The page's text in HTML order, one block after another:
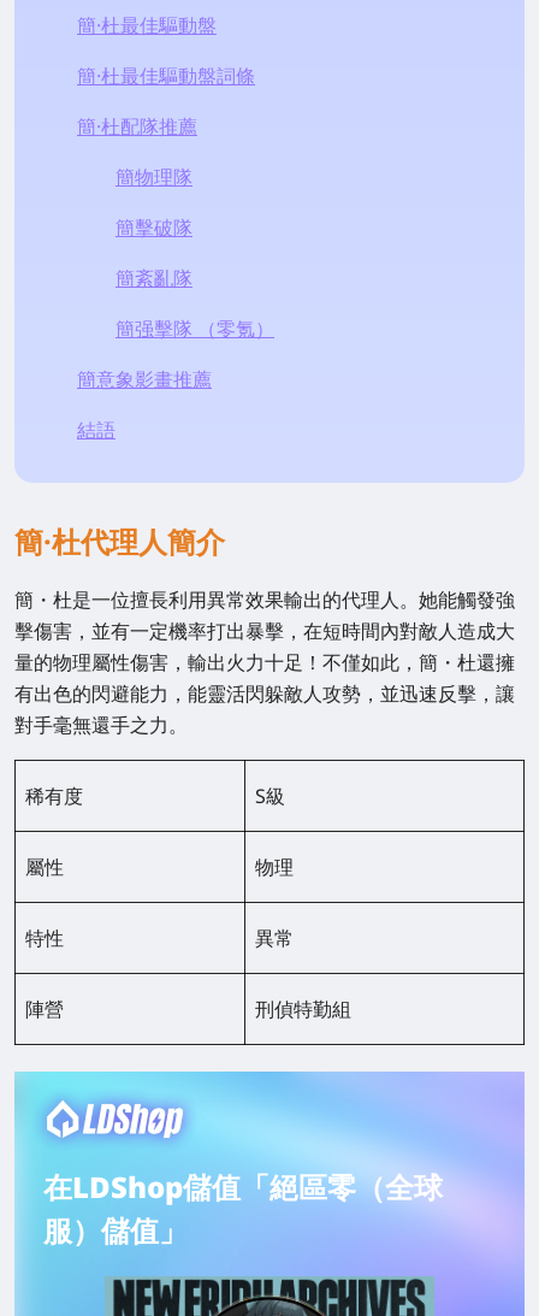
簡·杜最佳驅動盤
簡·杜最佳驅動盤詞條
簡·杜配隊推薦
簡物理隊
簡擊破隊
簡紊亂隊
簡强擊隊 （零氪）
簡意象影畫推薦
結語
簡·杜代理人簡介
簡・杜是一位擅長利用異常效果輸出的代理人。她能觸發強
擊傷害，並有一定機率打出暴擊，在短時間內對敵人造成大
量的物理屬性傷害，輸出火力十足！不僅如此，簡・杜還擁
有出色的閃避能力，能靈活閃躲敵人攻勢，並迅速反擊，讓
對手毫無還手之力。
稀有度 S級
屬性 物理
特性 異常
陣營 刑偵特勤組
在LDShop儲值「絕區零（全球
服）儲值」